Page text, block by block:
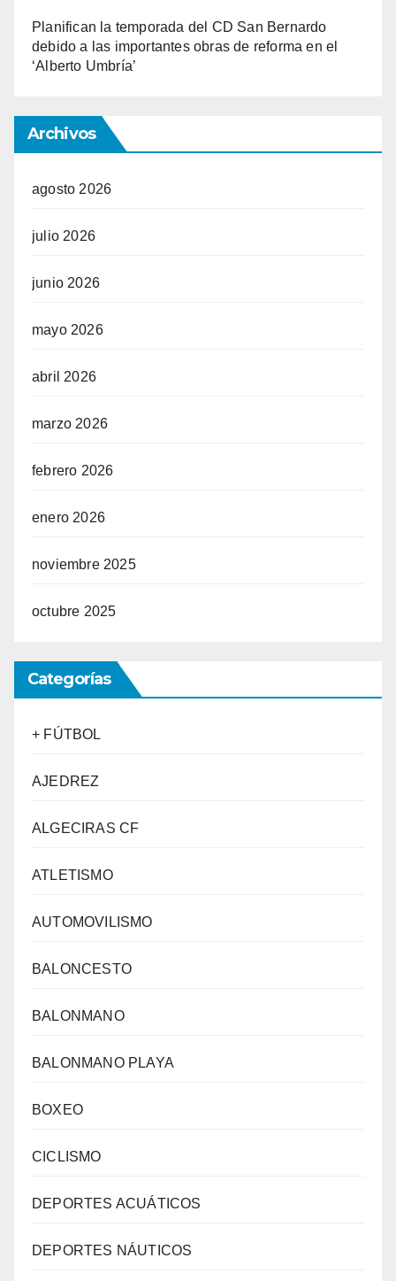
Planifican la temporada del CD San Bernardo
debido a las importantes obras de reforma en el
‘Alberto Umbría’
Archivos
agosto 2026
julio 2026
junio 2026
mayo 2026
abril 2026
marzo 2026
febrero 2026
enero 2026
noviembre 2025
octubre 2025
Categorías
+ FÚTBOL
AJEDREZ
ALGECIRAS CF
ATLETISMO
AUTOMOVILISMO
BALONCESTO
BALONMANO
BALONMANO PLAYA
BOXEO
CICLISMO
DEPORTES ACUÁTICOS
DEPORTES NÁUTICOS